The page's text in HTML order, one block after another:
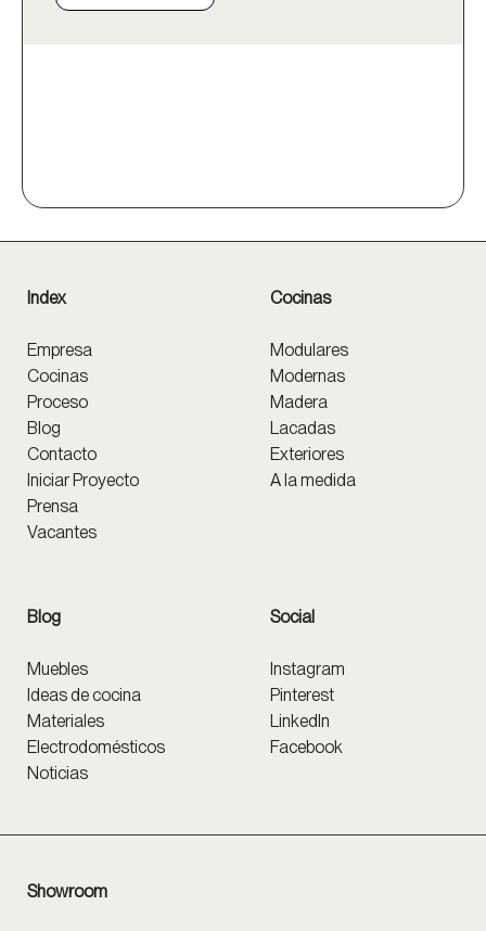
Index
Empresa
Cocinas
Proceso
Blog
Contacto
Iniciar Proyecto
Prensa
Vacantes
Cocinas
Modulares
Modernas
Madera
Lacadas
Exteriores
A la medida
Blog
Muebles
Ideas de cocina
Materiales
Electrodomésticos
Noticias
Social
Instagram
Pinterest
LinkedIn
Facebook
Showroom